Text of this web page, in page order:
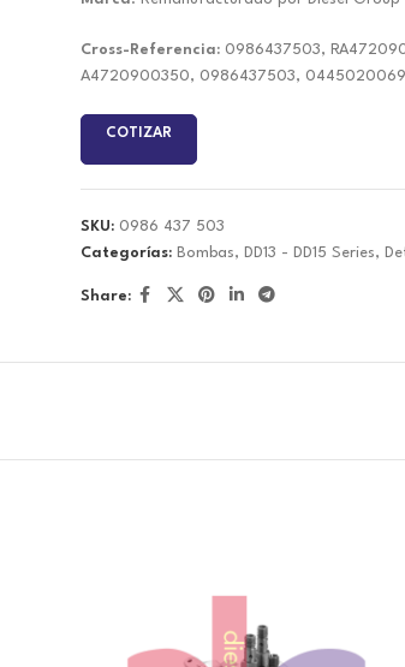
Cross-Referencia:0986437503,
A4720900350, 0986437503,
COTIZAR
SKU: 0986 437 503
Categorías: Bombas, DD13 - DD15 Series,
Share: